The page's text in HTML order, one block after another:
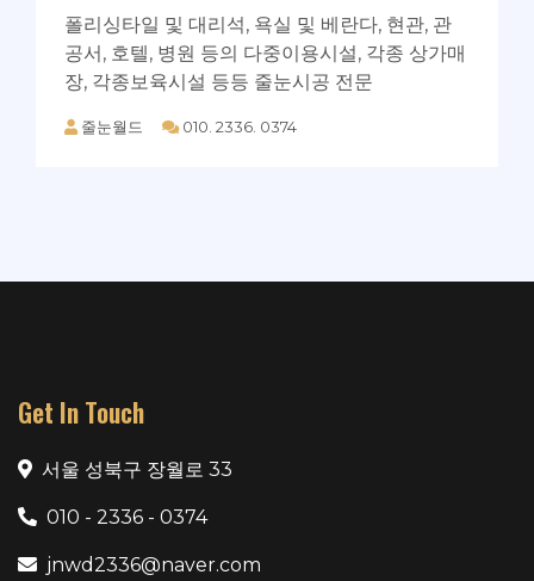
폴리싱타일 및 대리석, 욕실 및 베란다, 현관, 관
공서, 호텔, 병원 등의 다중이용시설, 각종 상가매
장, 각종보육시설 등등 줄눈시공 전문
줄눈월드 010. 2336. 0374
Get In Touch
서울 성북구 장월로 33
010 - 2336 - 0374
jnwd2336@naver.com